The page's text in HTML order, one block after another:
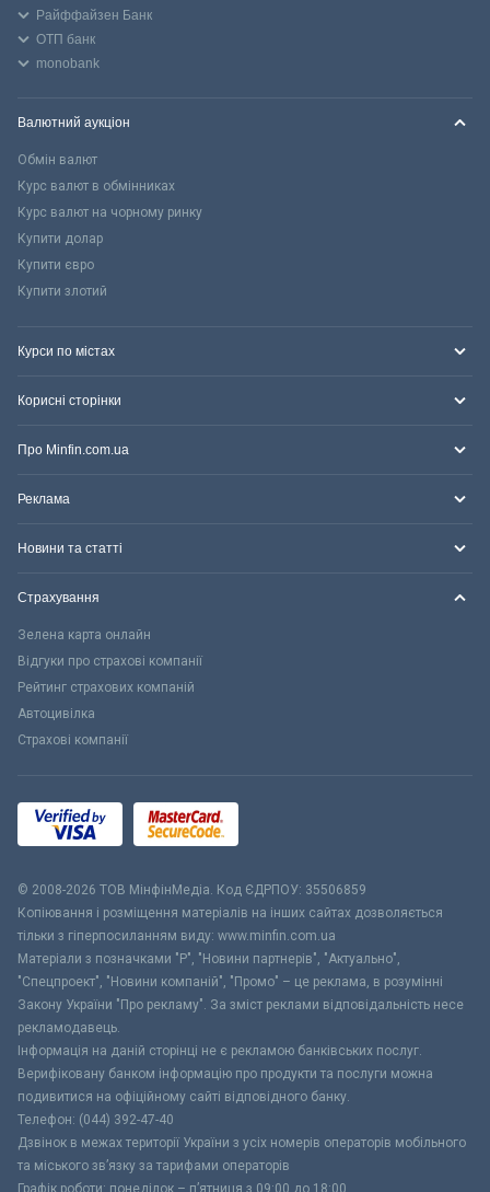
Райффайзен Банк
ОТП банк
monobank
Валютний аукціон
Обмін валют
Курс валют в обмінниках
Курс валют на чорному ринку
Купити долар
Купити євро
Купити злотий
Курси по містах
Корисні сторінки
Про Minfin.com.ua
Реклама
Новини та статті
Страхування
Зелена карта онлайн
Відгуки про страхові компанії
Рейтинг страхових компаній
Автоцивілка
Страхові компанії
© 2008-2026 ТОВ МiнфiнМедiа. Код ЄДРПОУ: 35506859
Копіювання і розміщення матеріалів на інших сайтах дозволяється
тільки з гіперпосиланням виду: www.minfin.com.ua
Матеріали з позначками "Р", "Новини партнерів", "Актуально",
"Спецпроект", "Новини компаній", "Промо" – це реклама, в розумінні
Закону України "Про рекламу". За зміст реклами відповідальність несе
рекламодавець.
Інформація на даній сторінці не є рекламою банківських послуг.
Верифіковану банком інформацію про продукти та послуги можна
подивитися на офіційному сайті відповідного банку.
Телефон: (044) 392-47-40
Дзвінок в межах території України з усіх номерів операторів мобільного
та міського зв’язку за тарифами операторів
Графік роботи: понеділок – п’ятниця з 09:00 до 18:00